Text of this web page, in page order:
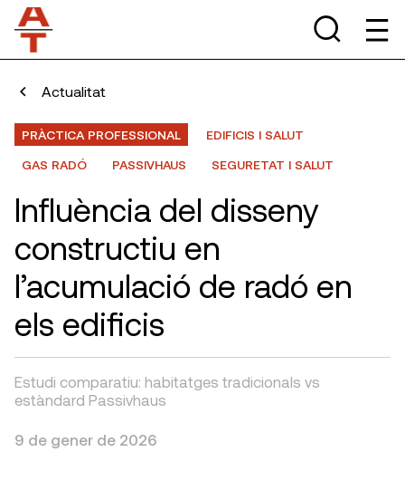
Actualitat
PRÀCTICA PROFESSIONAL
EDIFICIS I SALUT
GAS RADÓ
PASSIVHAUS SEGURETAT I SALUT
Influència del disseny
constructiu en
l’acumulació de radó en
els edificis
Estudi comparatiu: habitatges tradicionals vs
estàndard Passivhaus
9 de gener de 2026